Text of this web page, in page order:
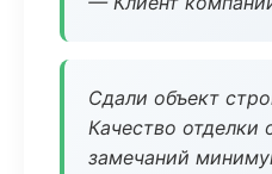
Сдали объект
Качество отделки
замечаний